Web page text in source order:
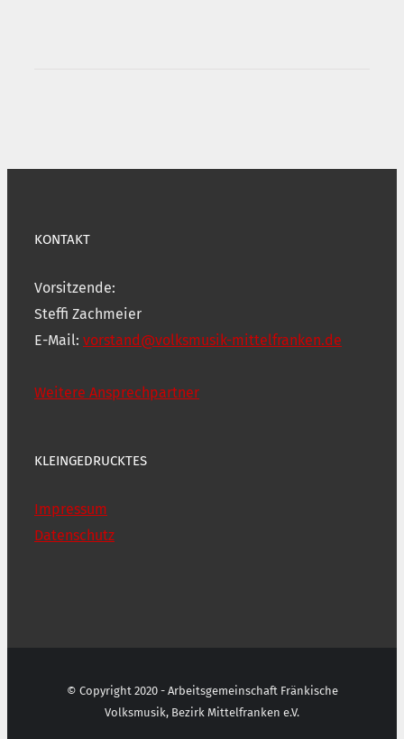
KONTAKT
Vorsitzende:
Steffi Zachmeier
E-Mail: vorstand@volksmusik-mittelfranken.de
Weitere Ansprechpartner
KLEINGEDRUCKTES
Impressum
Datenschutz
© Copyright 2020 - Arbeitsgemeinschaft Fränkische
Volksmusik, Bezirk Mittelfranken e.V.